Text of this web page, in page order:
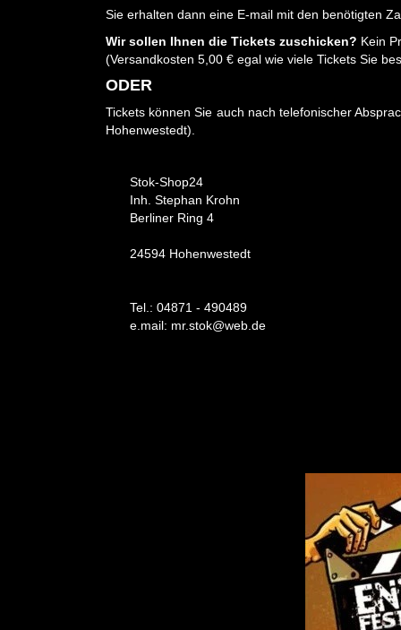
Sie erhalten dann eine E-mail mit den benötigten
Wir sollen Ihnen die Tickets zuschicken? Kein
(Versandkosten 5,00 € egal wie viele Tickets Sie
ODER
Tickets können Sie auch nach telefonischer
Hohenwestedt).
Stok-Shop24
Inh. Stephan Krohn
Berliner Ring 4
24594 Hohenwestedt
Tel.: 04871 - 490489
e.mail: mr.stok@web.de